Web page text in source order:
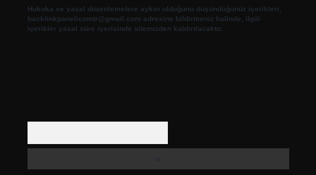
Hukuka ve yasal düzenlemelere aykırı olduğunu düşündüğünüz içerikleri,
backlinkpanelicomtr@gmail.com adresine bildirmeniz halinde, ilgili
içerikler yasal süre içerisinde sitemizden kaldırılacaktır.